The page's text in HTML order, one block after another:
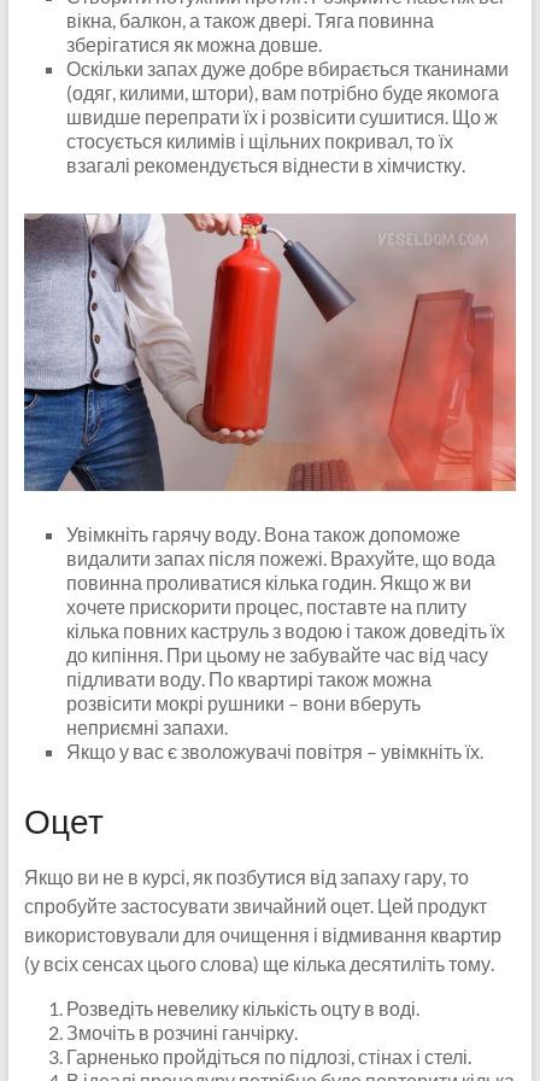
вікна, балкон, а також двері. Тяга повинна
зберігатися як можна довше.
Оскільки запах дуже добре вбирається тканинами
(одяг, килими, штори), вам потрібно буде якомога
швидше перепрати їх і розвісити сушитися. Що ж
стосується килимів і щільних покривал, то їх
взагалі рекомендується віднести в хімчистку.
Увімкніть гарячу воду. Вона також допоможе
видалити запах після пожежі. Врахуйте, що вода
повинна проливатися кілька годин. Якщо ж ви
хочете прискорити процес, поставте на плиту
кілька повних каструль з водою і також доведіть їх
до кипіння. При цьому не забувайте час від часу
підливати воду. По квартирі також можна
розвісити мокрі рушники – вони вберуть
неприємні запахи.
Якщо у вас є зволожувачі повітря – увімкніть їх.
Оцет
Якщо ви не в курсі, як позбутися від запаху гару, то
спробуйте застосувати звичайний оцет. Цей продукт
використовували для очищення і відмивання квартир
(у всіх сенсах цього слова) ще кілька десятиліть тому.
Розведіть невелику кількість оцту в воді.
Змочіть в розчині ганчірку.
Гарненько пройдіться по підлозі, стінах і стелі.